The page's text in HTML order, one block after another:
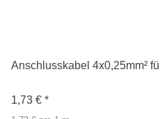
Anschlusskabel 4x0,25mm²
1,73 € *